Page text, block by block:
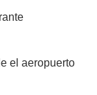
el aeropuerto